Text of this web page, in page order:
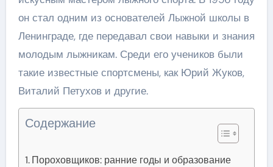
он стал одним из основателей Лыжной школы в
Ленинграде, где передавал свои навыки и знания
молодым лыжникам. Среди его учеников были
такие известные спортсмены, как Юрий Жуков,
Виталий Петухов и другие.
Содержание
Пороховщиков: ранние годы и образование